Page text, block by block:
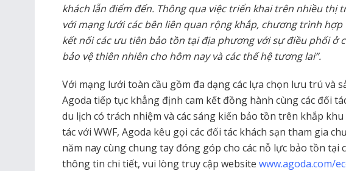
khách lẫn điểm đến. Thông qua việc triển khai trên nhiều thị
với mạng lưới các bên liên quan rộng khắp, chương trình hợp
kết nối các ưu tiên bảo tồn tại địa phương với sự điều phối ở
bảo vệ thiên nhiên cho hôm nay và các thế hệ tương lai”.
Với mạng lưới toàn cầu gồm đa dạng các lựa chọn lưu trú và
Agoda tiếp tục khẳng định cam kết đồng hành cùng các đối
du lịch có trách nhiệm và các sáng kiến bảo tồn trên khắp
tác với WWF, Agoda kêu gọi các đối tác khách sạn tham gia
năm nay cùng chung tay đóng góp cho các nỗ lực bảo tồn tại
thông tin chi tiết, vui lòng truy cập website www.agoda.com/